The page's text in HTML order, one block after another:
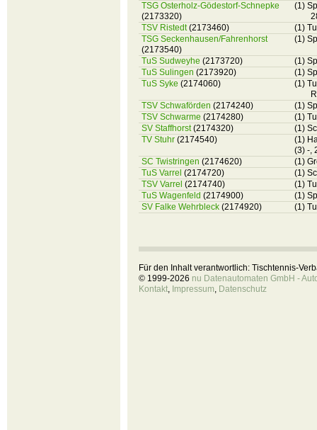
TSG Osterholz-Gödestorf-Schnepke
(2173320)
(1)
TSV Ristedt(2173460)
(1)
TSG Seckenhausen/Fahrenhorst
(2173540)
(1)
TuS Sudweyhe (2173720)
(1)
TuS Sulingen (2173920)
(1)
TuS Syke (2174060)
(1)
TSV Schwaförden (2174240)
(1)
TSV Schwarme (2174280)
(1)
SV Staffhorst(2174320)
(1)
TV Stuhr (2174540)
(1)
(3) -,
SC Twistringen (2174620)
(1)
TuS Varrel (2174720)
(1)
TSV Varrel (2174740)
(1)
TuS Wagenfeld (2174900)
(1)
SV Falke Wehrbleck (2174920) (1)
Für den Inhalt verantwortlich: Tischtennis-
© 1999-2026 nu Datenautomaten GmbH -
Kontakt, Impressum, Datenschutz